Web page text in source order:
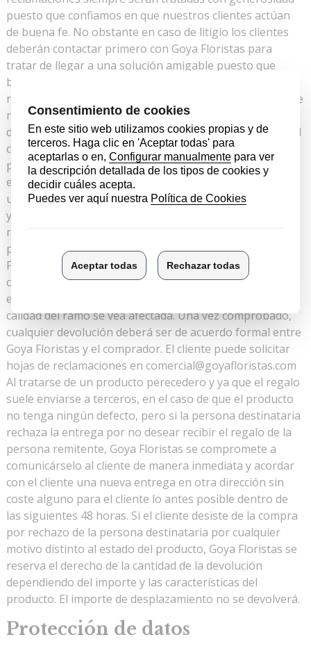
puesto que confiamos en que nuestros clientes actúan
de buena fe. No obstante en caso de litigio los clientes
deberán contactar primero con Goya Floristas para
tratar de llegar a una solución amigable puesto que
buscamos la total satisfacción de nuestros clientes. La
reclamación si el producto ha llegado defectuoso se debe
realizar dentro de las 24 horas siguientes a la recepción
del pedido, ya que se trata de un producto perecedero. El
comprador tiene derecho a la sustitución gratuita del
producto o a la devolución de su importe, sin que pueda
exigir otro tipo de indemnización o beneficio, en caso de
un defecto visible del pedido, y después de ser verificado
y aceptado por Goya Floristas. Esta verificación se
realizará por parte de goya floristas que comprobará de
primera mano el estado del arreglo. Para ello, Goya
Floristas recogerá el pedido en el lugar en el que el
cliente haya colocado el arreglo, ya que éste puede estar
expuesto a una serie de variables que hagan que la
calidad del ramo se vea afectada. Una vez comprobado,
cualquier devolución deberá ser de acuerdo formal entre
Goya Floristas y el comprador. El cliente puede solicitar
hojas de reclamaciones en comercial@goyafloristas.com
Al tratarse de un producto perecedero y ya que el regalo
suele enviarse a terceros, en el caso de que el producto
no tenga ningún defecto, pero si la persona destinataria
rechaza la entrega por no desear recibir el regalo de la
persona remitente, Goya Floristas se compromete a
comunicárselo al cliente de manera inmediata y acordar
con el cliente una nueva entrega en otra dirección sin
coste alguno para el cliente lo antes posible dentro de
las siguientes 48 horas. Si el cliente desiste de la compra
por rechazo de la persona destinataria por cualquier
motivo distinto al estado del producto, Goya Floristas se
reserva el derecho de la cantidad de la devolución
dependiendo del importe y las características del
producto. El importe de desplazamiento no se devolverá.
Protección de datos